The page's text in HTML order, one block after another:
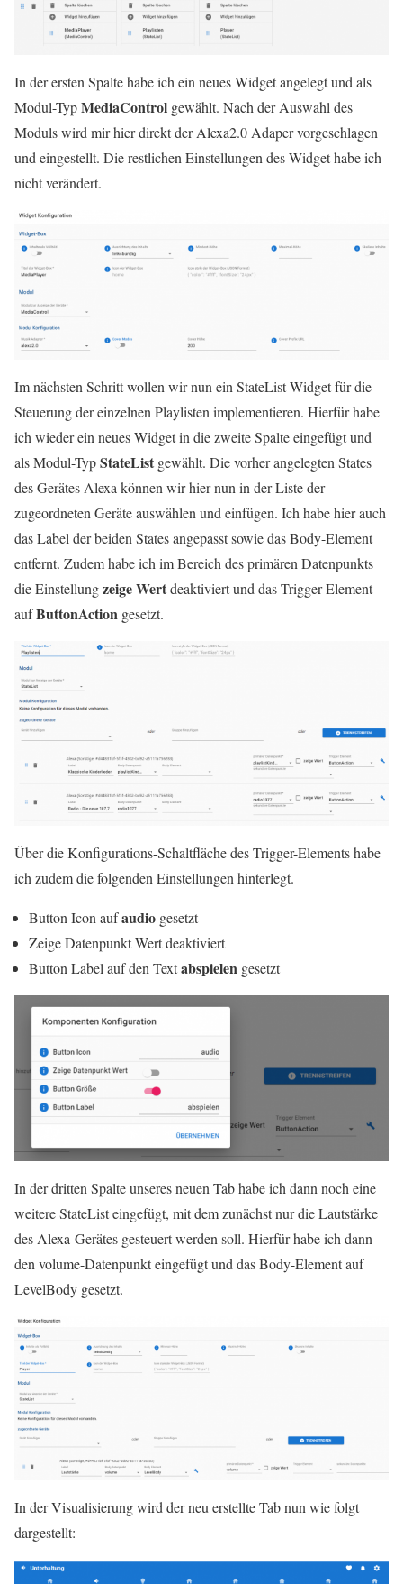
In der ersten Spalte habe ich ein neues Widget angelegt und als
Modul-TypMediaControl gewählt. Nach der Auswahl des
Moduls wird mir hier direkt der Alexa2.0 Adaper vorgeschlagen
und eingestellt. Die restlichen Einstellungen des Widget habe ich
nicht verändert.
Im nächsten Schritt wollen wir nun ein StateList-Widget für die
Steuerung der einzelnen Playlisten implementieren. Hierfür habe
ich wieder ein neues Widget in die zweite Spalte eingefügt und
als Modul-TypStateList gewählt. Die vorher angelegten States
des Gerätes Alexa können wir hier nun in der Liste der
zugeordneten Geräte auswählen und einfügen. Ich habe hier auch
das Label der beiden States angepasst sowie das Body-Element
entfernt. Zudem habe ich im Bereich des primären Datenpunkts
die Einstellungzeige Wertdeaktiviert und das Trigger Element
aufButtonAction gesetzt.
Über die Konfigurations-Schaltfläche des Trigger-Elements habe
ich zudem die folgenden Einstellungen hinterlegt.
Button Icon aufaudio gesetzt
Zeige Datenpunkt Wert deaktiviert
Button Label auf den Textabspielen gesetzt
In der dritten Spalte unseres neuen Tab habe ich dann noch eine
weitere StateList eingefügt, mit dem zunächst nur die Lautstärke
des Alexa-Gerätes gesteuert werden soll. Hierfür habe ich dann
den volume-Datenpunkt eingefügt und das Body-Element auf
LevelBody gesetzt.
In der Visualisierung wird der neu erstellte Tab nun wie folgt
dargestellt: